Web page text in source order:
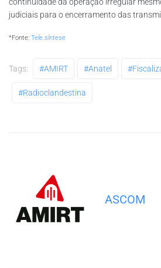
judiciais para o encerramento das
*Fonte: Tele.síntese
Tags: #AMIRT #anatel
#radioclandestina
ASCOM